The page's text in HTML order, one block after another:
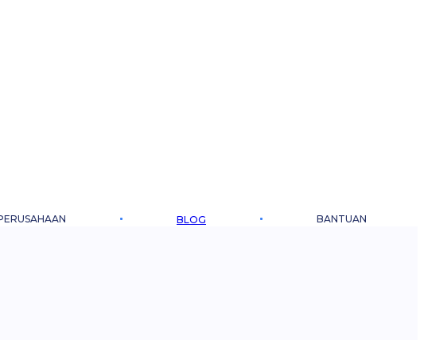
BLOG BANTUAN